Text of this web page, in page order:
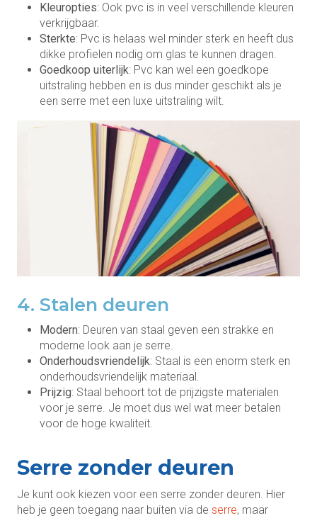
Kleuropties: Ook pvc is in veel verschillende kleuren
verkrijgbaar.
Sterkte: Pvc is helaas wel minder sterk en heeft dus
dikke profielen nodig om glas te kunnen dragen.
Goedkoop uiterlijk: Pvc kan wel een goedkope
uitstraling hebben en is dus minder geschikt als je
een serre met een luxe uitstraling wilt.
4. Stalen deuren
Modern: Deuren van staal geven een strakke en
moderne look aan je serre.
Onderhoudsvriendelijk: Staal is een enorm sterk en
onderhoudsvriendelijk materiaal.
Prijzig: Staal behoort tot de prijzigste materialen
voor je serre. Je moet dus wel wat meer betalen
voor de hoge kwaliteit.
Serre zonder deuren
Je kunt ook kiezen voor een serre zonder deuren. Hier
heb je geen toegang naar buiten via de serre, maar